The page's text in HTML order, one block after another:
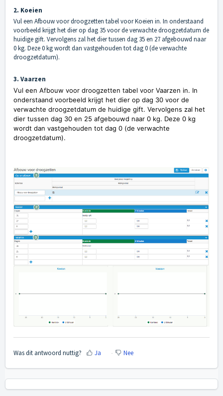
2. Koeien
Vul een Afbouw voor droogzetten tabel voor Koeien in. In onderstaand
voorbeeld krijgt het dier op dag 35 voor de verwachte droogzetdatum de
huidige gift. Vervolgens zal het dier tussen dag 35 en 27 afgebouwd naar
0 kg. Deze 0 kg wordt dan vastgehouden tot dag 0 (de verwachte
droogzetdatum).
3. Vaarzen
Vul een Afbouw voor droogzetten tabel voor Vaarzen in. In
onderstaand voorbeeld krijgt het dier op dag 30 voor de
verwachte droogzetdatum de huidige gift. Vervolgens zal het
dier tussen dag 30 en 25 afgebouwd naar 0 kg. Deze 0 kg
wordt dan vastgehouden tot dag 0 (de verwachte
droogzetdatum).
Was dit antwoord nuttig? Ja Nee